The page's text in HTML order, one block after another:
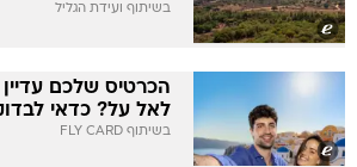
בשיתוף ועידת הגליל
הכרטיס שלכם
לאל על? כדאי
בשיתוף FLY CARD